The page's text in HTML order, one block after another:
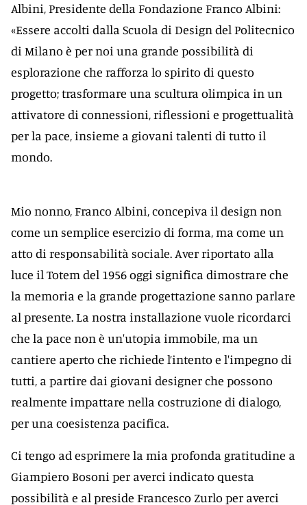
Albini, Presidente della Fondazione Franco Albini:
«Essere accolti dalla Scuola di Design del Politecnico
di Milano è per noi una grande possibilità di
esplorazione che rafforza lo spirito di questo
progetto; trasformare una scultura olimpica in un
attivatore di connessioni, riflessioni e progettualità
per la pace, insieme a giovani talenti di tutto il
mondo.
Mio nonno, Franco Albini, concepiva il design non
come un semplice esercizio di forma, ma come un
atto di responsabilità sociale. Aver riportato alla
luce il Totem del 1956 oggi significa dimostrare che
la memoria e la grande progettazione sanno parlare
al presente. La nostra installazione vuole ricordarci
che la pace non è un'utopia immobile, ma un
cantiere aperto che richiede l’intento e l'impegno di
tutti, a partire dai giovani designer che possono
realmente impattare nella costruzione di dialogo,
per una coesistenza pacifica.
Ci tengo ad esprimere la mia profonda gratitudine a
Giampiero Bosoni per averci indicato questa
possibilità e al preside Francesco Zurlo per averci